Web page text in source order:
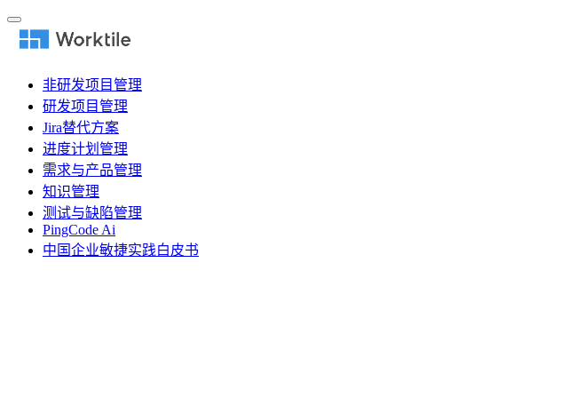
非研发项目管理
研发项目管理
Jira替代方案
进度计划管理
需求与产品管理
知识管理
测试与缺陷管理
PingCode Ai
中国企业敏捷实践白皮书